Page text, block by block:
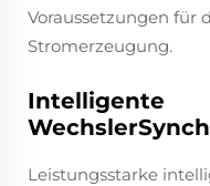
Voraussetzungen für
Stromerzeugung.
Intelligente
Leistungsstarke